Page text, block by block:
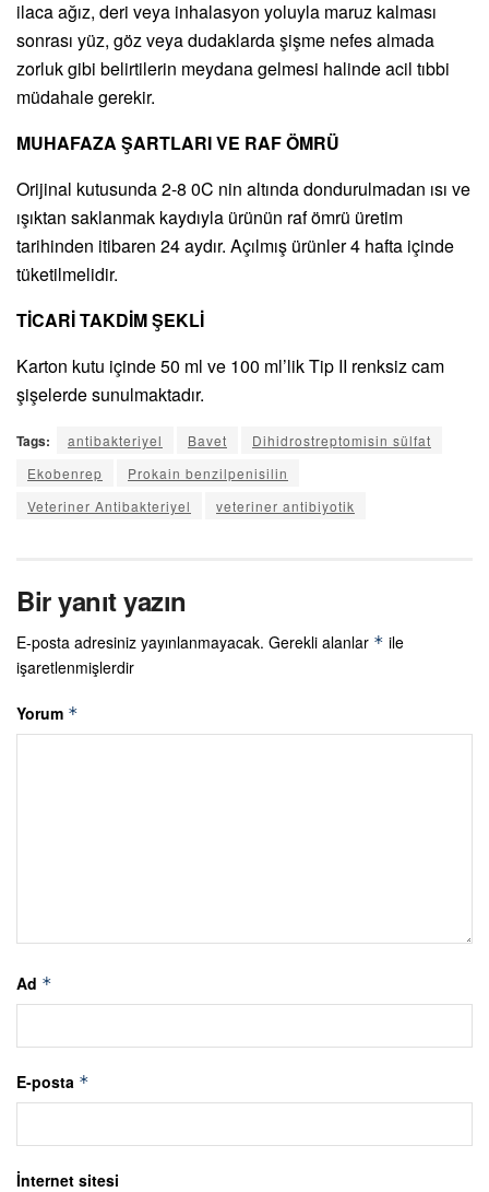
ilaca ağız, deri veya inhalasyon yoluyla maruz kalması
sonrası yüz, göz veya dudaklarda şişme nefes almada
zorluk gibi belirtilerin meydana gelmesi halinde acil tıbbi
müdahale gerekir.
MUHAFAZA ŞARTLARI VE RAF ÖMRÜ
Orijinal kutusunda 2-8 0C nin altında dondurulmadan ısı ve
ışıktan saklanmak kaydıyla ürünün raf ömrü üretim
tarihinden itibaren 24 aydır. Açılmış ürünler 4 hafta içinde
tüketilmelidir.
TİCARİ TAKDİM ŞEKLİ
Karton kutu içinde 50 ml ve 100 ml’lik Tip II renksiz cam
şişelerde sunulmaktadır.
Tags: antibakteriyel Bavet
Dihidrostreptomisin sülfat
Ekobenrep
Prokain benzilpenisilin
Veteriner Antibakteriyel
veteriner antibiyotik
Bir yanıt yazın
E-posta adresiniz yayınlanmayacak. Gerekli alanlar * ile
işaretlenmişlerdir
Yorum *
Ad *
E-posta *
İnternet sitesi